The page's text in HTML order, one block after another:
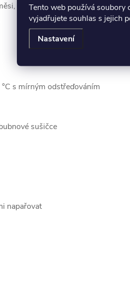
Tento web používá soubory
vyjadřujete souhlas s jejich
Nastavení
která zajišťuje příjemný pocit
s mírným odstřeďováním
sušičce
napařovat